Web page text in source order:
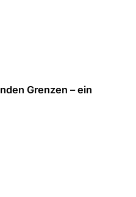
Grenzen – ein